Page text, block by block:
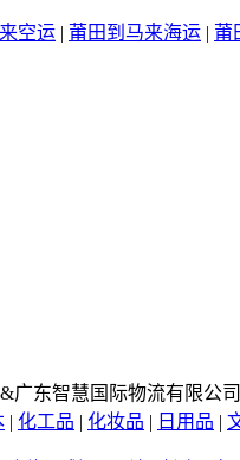
空运 | 莆田到马来海运 | 莆
广东智慧国际物流有限公
| 化工品 | 化妆品 | 日用品 |